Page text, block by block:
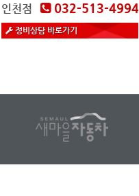
인천점 032-513-4994
정비상담 바로가기